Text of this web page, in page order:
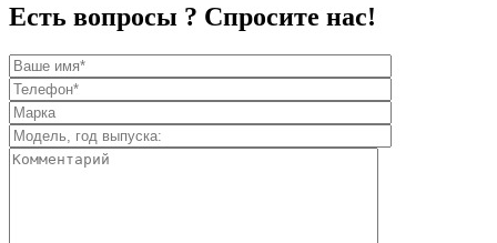
Есть вопросы ? Спросите нас!